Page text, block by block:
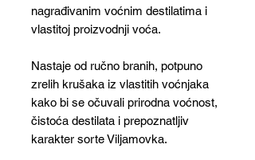
nagrađivanim voćnim destilatima i
vlastitoj proizvodnji voća.
Nastaje od ručno branih, potpuno
zrelih krušaka iz vlastitih voćnjaka
kako bi se očuvali prirodna voćnost,
čistoća destilata i prepoznatljiv
karakter sorte Viljamovka.